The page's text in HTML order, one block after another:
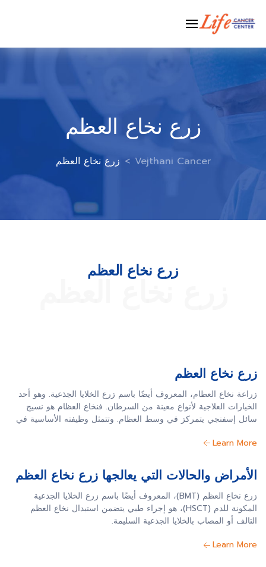
content
زرع نخاع العظم
Vejthani Cancer
> زرع نخاع العظم
زرع نخاع العظم
زرع نخاع العظم
زرع نخاع العظم
زراعة نخاع العظام، المعروف أيضًا باسم زرع الخلايا الجذعية. وهو أحد
الخيارات العلاجية لأنواع معينة من السرطان. فنخاع العظام هو نسيج
سائل إسفنجي يتمركز في وسط العظام. وتتمثل وظيفته الأساسية في
Learn More
الأمراض والحالات التي يعالجها زرع نخاع العظم
زرع نخاع العظم (BMT)، المعروف أيضًا باسم زرع الخلايا الجذعية
المكونة للدم (HSCT)، هو إجراء طبي يتضمن استبدال نخاع العظم
التالف أو المصاب بالخلايا الجذعية السليمة.
Learn More